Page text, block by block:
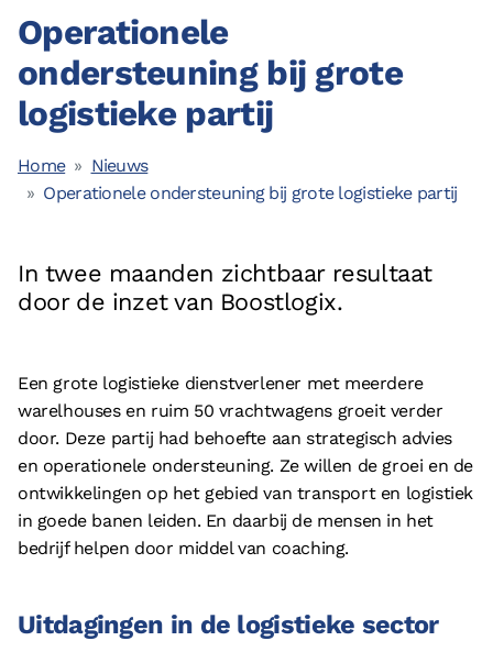
Opleidingen
Nieuws
Over ons
Ons Team
Vacatures
Partners
Neem contact op met ons
+31 (0)85 070 5395
info@boostlogix.com
Volg ons op social media
Operationele
ondersteuning bij grote
logistieke partij
Home
Nieuws
Operationele ondersteuning bij grote logistieke partij
In twee maanden zichtbaar resultaat
door de inzet van Boostlogix.
Een grote logistieke dienstverlener met meerdere
warelhouses en ruim 50 vrachtwagens groeit verder
door. Deze partij had behoefte aan strategisch advies
en operationele ondersteuning. Ze willen de groei en de
ontwikkelingen op het gebied van transport en logistiek
in goede banen leiden. En daarbij de mensen in het
bedrijf helpen door middel van coaching.
Uitdagingen in de logistieke sector